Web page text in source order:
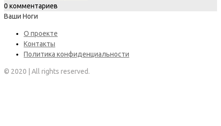
0 комментариев
Ваши Ноги
О проекте
Контакты
Политика конфиденциальности
© 2020 | All rights reserved.